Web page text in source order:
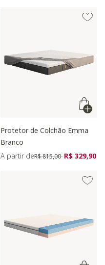
Protetor de Colchão Emma
Branco
A partir dePreço reduzido de
R$ 815,00 para
R$ 329,90